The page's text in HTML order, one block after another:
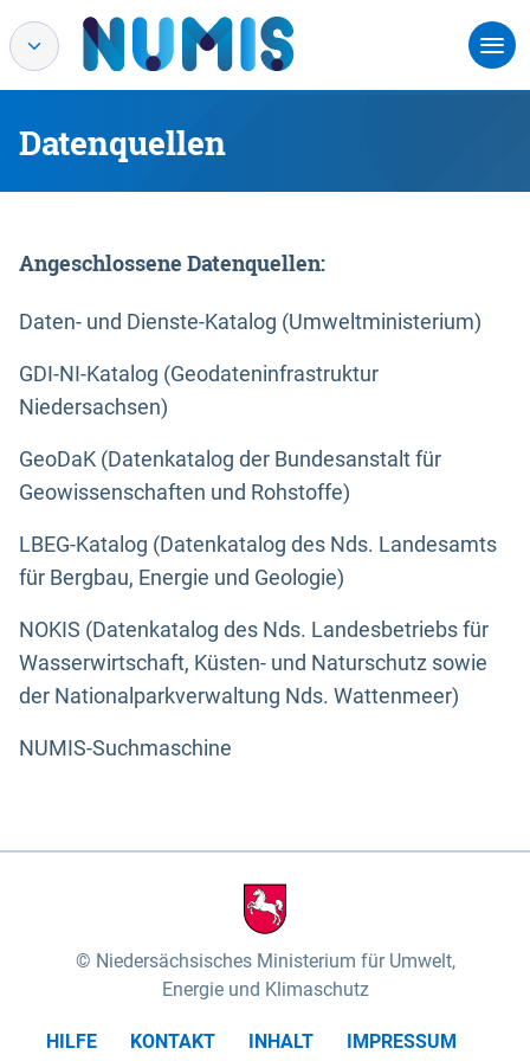
Datenquellen
Angeschlossene Datenquellen:
Daten- und Dienste-Katalog (Umweltministerium)
GDI-NI-Katalog (Geodateninfrastruktur
Niedersachsen)
GeoDaK (Datenkatalog der Bundesanstalt für
Geowissenschaften und Rohstoffe)
LBEG-Katalog (Datenkatalog des Nds. Landesamts
für Bergbau, Energie und Geologie)
NOKIS (Datenkatalog des Nds. Landesbetriebs für
Wasserwirtschaft, Küsten- und Naturschutz sowie
der Nationalparkverwaltung Nds. Wattenmeer)
NUMIS-Suchmaschine
Niedersächsisches Ministerium für Umwelt,
Energie und Klimaschutz
HILFE KONTAKT INHALT
IMPRESSUM